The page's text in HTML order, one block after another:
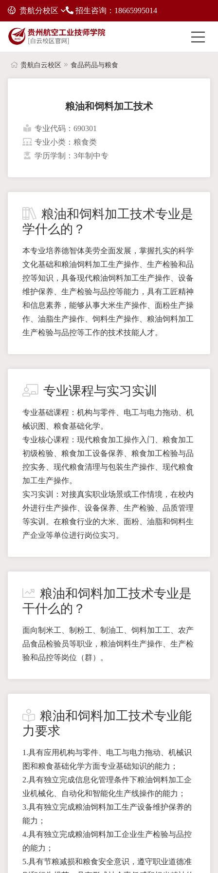
贵航分校区 招生咨询：18665995014
贵航白云校区 食品药品与粮食
粮油和饲料加工技术
专业代码：690301
专业小类：粮食类
学历学制：3年制中专
粮油和饲料加工技术专业是
学什么的？
本专业培养德智体美劳全面发展，掌握扎实的科学
文化基础和粮油饲料加工生产操作、生产检验和品
控等知识，具备现代粮油饲料加工生产操作、设备
维护保养、生产检验与品控等能力，具有工匠精神
和信息素养，能够从事大米生产操作、面粉生产操
作、油脂生产操作、饲料生产操作、粮油饲料加工
生产检验与品控等工作的技术技能人才。
专业课程与实习实训
专业基础课程：机构与零件、电工与电力拖动、机
械识图、粮食基础化学。
专业核心课程：现代粮食加工操作入门、粮食加工
初级检验、粮食加工设备保养、粮食加工检验与品
控实务、现代粮食清理与包装生产操作、现代粮食
加工生产操作。
实习实训：对接真实职业场景或工作情境，在校内
外进行生产操作、设备保养、生产检验、品质管理
等实训。在粮食行业的大米、面粉、油脂和饲料生
产企业等单位进行岗位实习。
粮油和饲料加工技术专业是
干什么的？
面向制米工、制粉工、制油工、饲料加工工、农产
品食品检验员等职业，粮油饲料生产操作、生产检
验和品控等岗位（群）。
粮油和饲料加工技术专业能
力要求
1.具有应用机构与零件、电工与电力拖动、机械识
图和粮食基础化学方面专业基础知识的能力；
2.具有独立完成信息化管理条件下粮油饲料加工企
业机械化、自动化和智能化生产线操作的能力；
3.具有独立完成粮油饲料加工生产设备维护保养的
能力；
4.具有独立完成粮油饲料加工企业生产检验与品控
的能力；
5.具有节粮减损和粮食安全意识，遵守职业道德准